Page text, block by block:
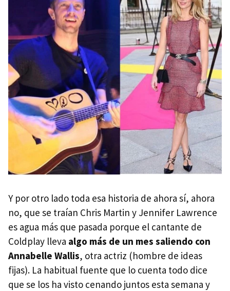
Y por otro lado toda esa historia de ahora sí, ahora
no, que se traían Chris Martin y Jennifer Lawrence
es agua más que pasada porque el cantante de
Coldplay lleva algo más de un mes saliendo con
Annabelle Wallis, otra actriz (hombre de ideas
fijas). La habitual fuente que lo cuenta todo dice
que se los ha visto cenando juntos esta semana y